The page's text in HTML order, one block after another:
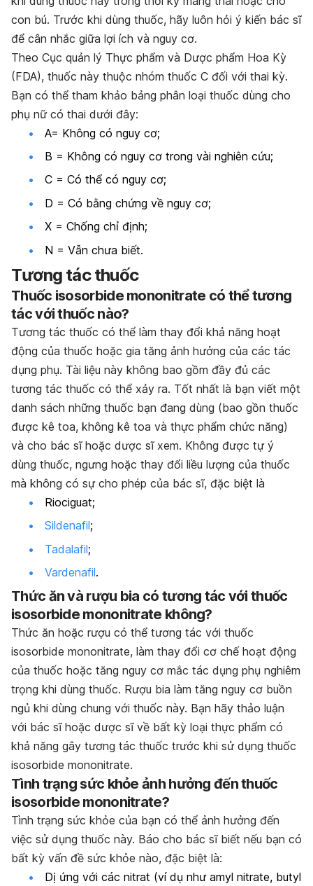
con bú. Trước khi dùng thuốc, hãy luôn hỏi ý kiến bác sĩ
để cân nhắc giữa lợi ích và nguy cơ.
Theo Cục quản lý Thực phẩm và Dược phẩm Hoa Kỳ
(FDA), thuốc này thuộc nhóm thuốc C đối với thai kỳ.
Bạn có thể tham khảo bảng phân loại thuốc dùng cho
phụ nữ có thai dưới đây:
A= Không có nguy cơ;
B = Không có nguy cơ trong vài nghiên cứu;
C = Có thể có nguy cơ;
D = Có bằng chứng về nguy cơ;
X = Chống chỉ định;
N = Vẫn chưa biết.
Tương tác thuốc
Thuốc isosorbide mononitrate có thể tương
tác với thuốc nào?
Tương tác thuốc có thể làm thay đổi khả năng hoạt
động của thuốc hoặc gia tăng ảnh hưởng của các tác
dụng phụ. Tài liệu này không bao gồm đầy đủ các
tương tác thuốc có thể xảy ra. Tốt nhất là bạn viết một
danh sách những thuốc bạn đang dùng (bao gồn thuốc
được kê toa, không kê toa và thực phẩm chức năng)
và cho bác sĩ hoặc dược sĩ xem. Không được tự ý
dùng thuốc, ngưng hoặc thay đổi liều lượng của thuốc
mà không có sự cho phép của bác sĩ, đặc biệt là
Riociguat;
Sildenafil;
Tadalafil;
Vardenafil.
Thức ăn và rượu bia có tương tác với thuốc
isosorbide mononitrate không?
Thức ăn hoặc rượu có thể tương tác với thuốc
isosorbide mononitrate, làm thay đổi cơ chế hoạt động
của thuốc hoặc tăng nguy cơ mắc tác dụng phụ nghiêm
trọng khi dùng thuốc. Rượu bia làm tăng nguy cơ buồn
ngủ khi dùng chung với thuốc này. Bạn hãy thảo luận
với bác sĩ hoặc dược sĩ về bất kỳ loại thực phẩm có
khả năng gây tương tác thuốc trước khi sử dụng thuốc
isosorbide mononitrate.
Tình trạng sức khỏe ảnh hưởng đến thuốc
isosorbide mononitrate?
Tình trạng sức khỏe của bạn có thể ảnh hưởng đến
việc sử dụng thuốc này. Báo cho bác sĩ biết nếu bạn có
bất kỳ vấn đề sức khỏe nào, đặc biệt là:
Dị ứng với các nitrat (ví dụ như amyl nitrate, butyl